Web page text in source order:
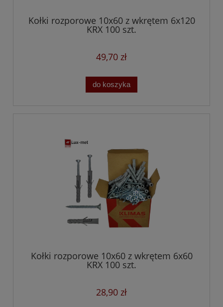
Kołki rozporowe 10x60 z wkrętem 6x120
KRX 100 szt.
49,70 zł
do koszyka
Kołki rozporowe 10x60 z wkrętem 6x60
KRX 100 szt.
28,90 zł